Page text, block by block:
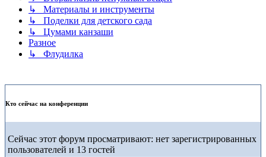
↳ Материалы и инструменты
↳ Поделки для детского сада
↳ Цумами канзаши
Разное
↳ Флудилка
Кто сейчас на конференции
Сейчас этот форум просматривают: нет зарегистрированных
пользователей и 13 гостей